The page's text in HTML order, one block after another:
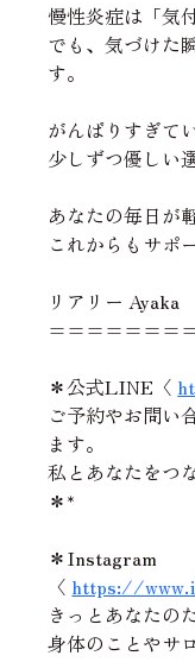
慢性炎症は「気
でも、気づけた
す。
がんばりすぎて
少しずつ優しい
あなたの毎日が
これからもサポ
リアリー Ayaka
＊公式LINE〈
ご予約やお問い
ます。
私とあなたをつ
＊*
＊Instagram
〈 https://
きっとあなたの
身体のことやサ